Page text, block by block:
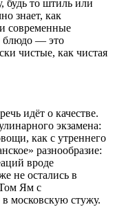
будь то штиль или
знает, как
современные
блюдо — это
чистые, как чистая
идёт о качестве.
экзамена:
как с утреннего
разнообразие:
вроде
не остались в
Ям с
московскую стужу.